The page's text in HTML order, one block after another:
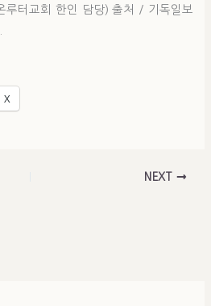
루터교회 한인 담당) 출처 / 기독일보
X
NEXT